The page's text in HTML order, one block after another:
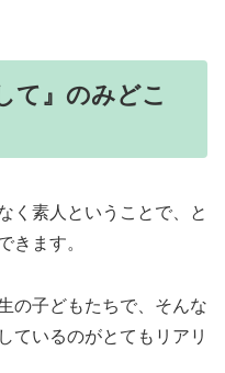
て』のみどこ
く素人ということで、と
きます。
の子どもたちで、そんな
ているのがとてもリアリ